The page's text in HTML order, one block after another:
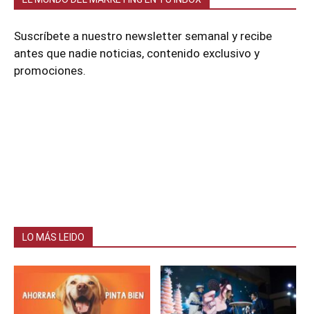
Suscríbete a nuestro newsletter semanal y recibe
antes que nadie noticias, contenido exclusivo y
promociones.
LO MÁS LEIDO